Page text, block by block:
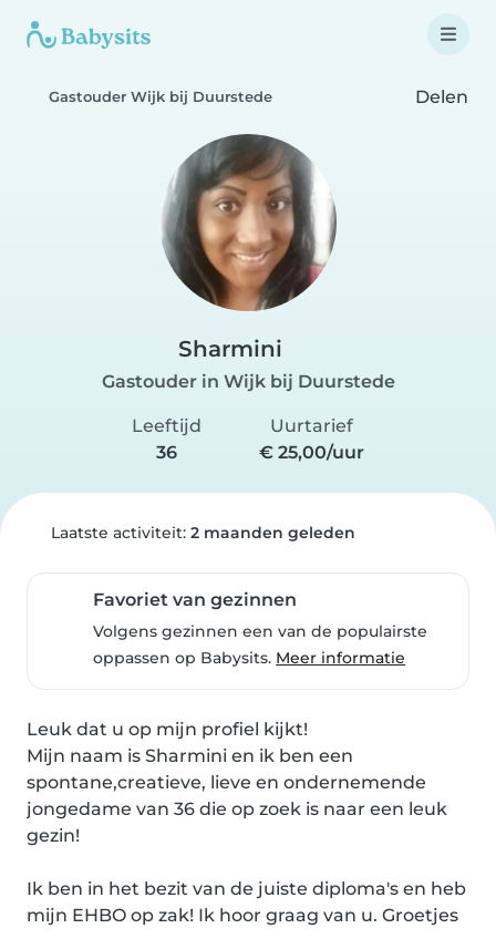
Gastouder Wijk bij Duurstede Delen
Sharmini
Gastouder in Wijk bij Duurstede
Leeftijd
36
Uurtarief
€ 25,00/uur
Laatste activiteit: 2 maanden geleden
Favoriet van gezinnen
Volgens gezinnen een van de populairste
oppassen op Babysits. Meer informatie
Leuk dat u op mijn profiel kijkt!
Mijn naam is Sharmini en ik ben een
spontane,creatieve, lieve en ondernemende
jongedame van 36 die op zoek is naar een leuk
gezin!
Ik ben in het bezit van de juiste diploma's en heb
mijn EHBO op zak! Ik hoor graag van u. Groetjes